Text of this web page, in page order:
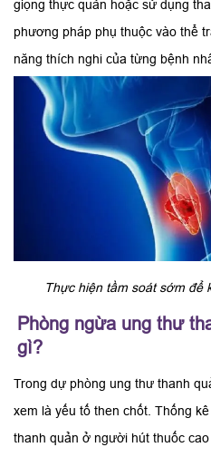
giọng thực quản hoặc sử dụng
phương pháp phụ thuộc vào thể
năng thích nghi của từng bệnh
Thực hiện tầm soát sớm để
Phòng ngừa ung thư
gì?
Trong dự phòng ung thư thanh
xem là yếu tố then chốt. Thống
thanh quản ở người hút thuốc